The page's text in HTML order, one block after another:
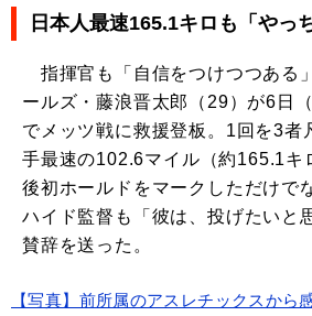
日本人最速165.1キロも「やっ
指揮官も「自信をつけつつある
ールズ・藤浪晋太郎（29）が6日
でメッツ戦に救援登板。1回を3者
手最速の102.6マイル（約165.1キ
後初ホールドをマークしただけで
ハイド監督も「彼は、投げたいと
賛辞を送った。
【写真】前所属のアスレチックスから